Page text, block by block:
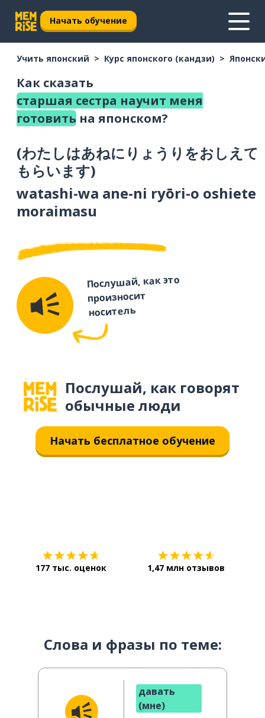
Начать обучение
Учить японский Курс японского (кандзи)
Как сказать
старшая сестра научит меня
готовить на японском?
(わたしはあねにりょうりをおしえて
もらいます)
watashi-wa ane-ni ryōri-o oshiete
moraimasu
Послушай, как это
произносит
носитель
Послушай, как говорят
обычные люди
Начать бесплатное обучение
177 тыс. оценок 1,47 млн отзывов
Слова и фразы по теме:
давать
(мне)